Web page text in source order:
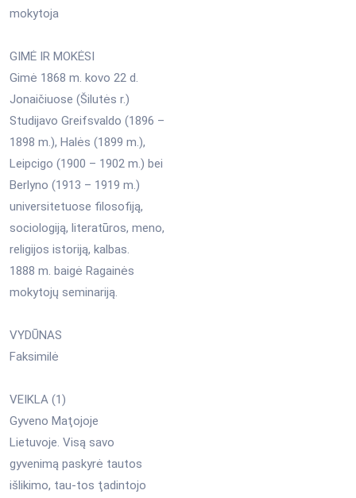
mokytoja
GIMĖ IR MOKĖSI
Gimė 1868 m. kovo 22 d.
Jonaičiuose (Šilutės r.)
Studijavo Greifsvaldo (1896 –
1898 m.), Halės (1899 m.),
Leipcigo (1900 – 1902 m.) bei
Berlyno (1913 – 1919 m.)
universitetuose filosofiją,
sociologiją, literatūros, meno,
religijos istoriją, kalbas.
1888 m. baigė Ragainės
mokytojų seminariją.
VYDŪNAS
Faksimilė
VEIKLA (1)
Gyveno Maţojoje
Lietuvoje. Visą savo
gyvenimą paskyrė tautos
išlikimo, tau-tos ţadintojo